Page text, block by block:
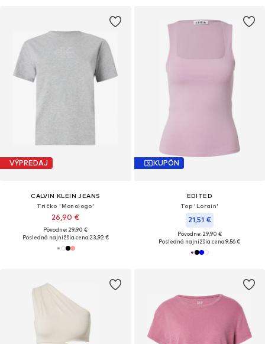
VÝPREDAJ
CALVIN KLEIN JEANS
Tričko 'Monologo'
26,90 €
Pôvodne: 29,90 €
Posledná najnižšia cena:23,92 €
KUPÓN
EDITED
Top 'Lorain'
21,51 €
Pôvodne: 29,90 €
Posledná najnižšia cena:9,56 €